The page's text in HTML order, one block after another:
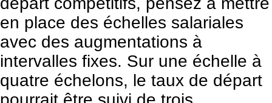
en place des échelles salariales
avec des augmentations à
intervalles fixes. Sur une échelle à
quatre échelons, le taux de départ